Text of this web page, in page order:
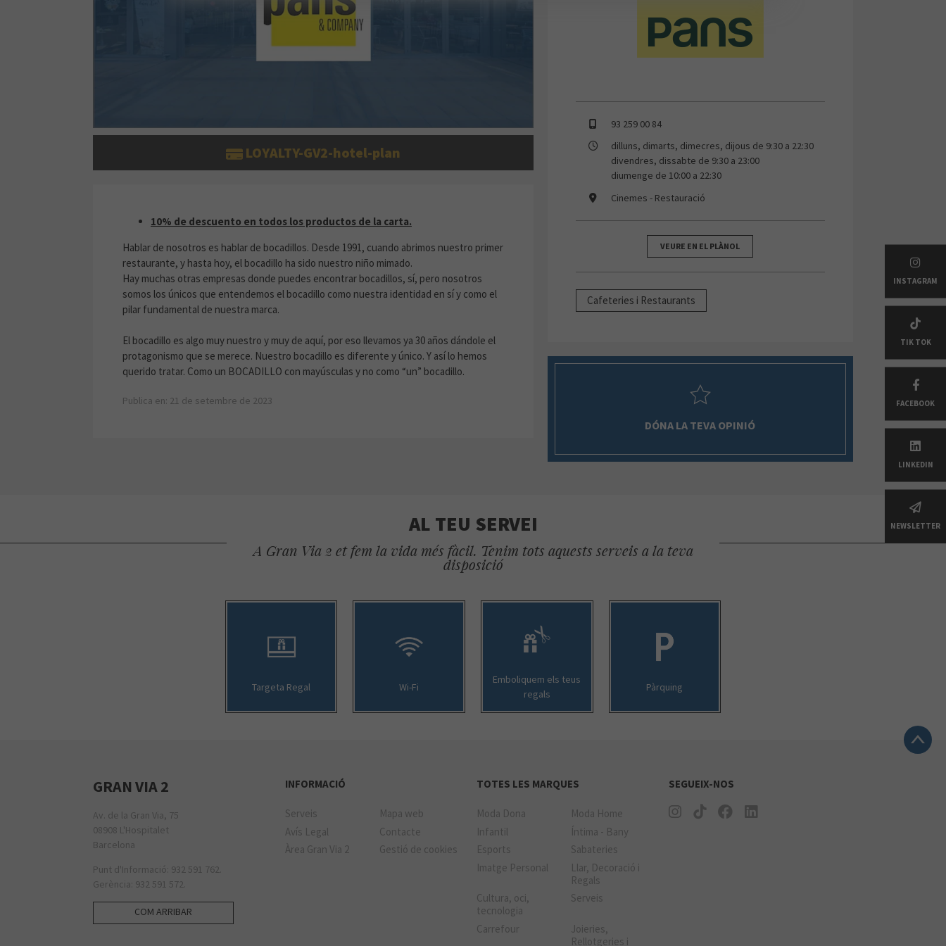
INSTAGRAM
TIK TOK
FACEBOOK
LINKEDIN
NEWSLETTER
LOYALTY-GV2-hotel-plan
10% DE DESCUENTO EN TODOS LOS PRODUCTOS DE LA CARTA
10% de descuento en todos los productos de la carta.
Hablar de nosotros es hablar de bocadillos. Desde 1991, cuando abrimos nuestro primer
restaurante, y hasta hoy, el bocadillo ha sido nuestro niño mimado.
Hay muchas otras empresas donde puedes encontrar bocadillos, sí, pero nosotros
somos los únicos que entendemos el bocadillo como nuestra identidad en sí y como el
pilar fundamental de nuestra marca.
El bocadillo es algo muy nuestro y muy de aquí, por eso llevamos ya 30 años dándole el
protagonismo que se merece. Nuestro bocadillo es diferente y único. Y así lo hemos
querido tratar. Como un BOCADILLO con mayúsculas y no como “un” bocadillo.
Publica en: 21 de setembre de 2023
93 259 00 84
dilluns, dimarts, dimecres, dijous de 9:30 a 22:30
divendres, dissabte de 9:30 a 23:00
diumenge de 10:00 a 22:30
Cinemes - Restauració
VEURE EN EL PLÀNOL
Cafeteries i Restaurants
DÓNA LA TEVA OPINIÓ
AL TEU SERVEI
A Gran Via 2 et fem la vida més fàcil. Tenim tots aquests serveis a la teva
disposició
Targeta Regal Wi-Fi
Emboliquem els teus
regals
Pàrquing
GRAN VIA 2
Av. de la Gran Via, 75
08908 L'Hospitalet
Barcelona
Punt d'Informació: 932 591 762.
Gerència: 932 591 572.
COM ARRIBAR
INFORMACIÓ
Serveis
Mapa web
Avís Legal
Contacte
Àrea Gran Via 2
Gestió de cookies
TOTES LES MARQUES
Moda Dona
Moda Home
Infantil
Íntima - Bany
Esports
Sabateries
Imatge Personal
Llar, Decoració i
Regals
Cultura, oci,
tecnologia
Serveis
Carrefour
Joieries,
Rellotgeries i
SEGUEIX-NOS